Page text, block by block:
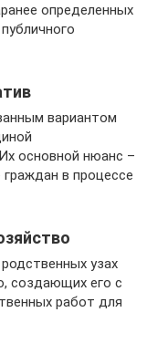
определенных
вариантом
основной нюанс –
в процессе
узах
создающих его с
работ для